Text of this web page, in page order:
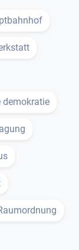
demokratie